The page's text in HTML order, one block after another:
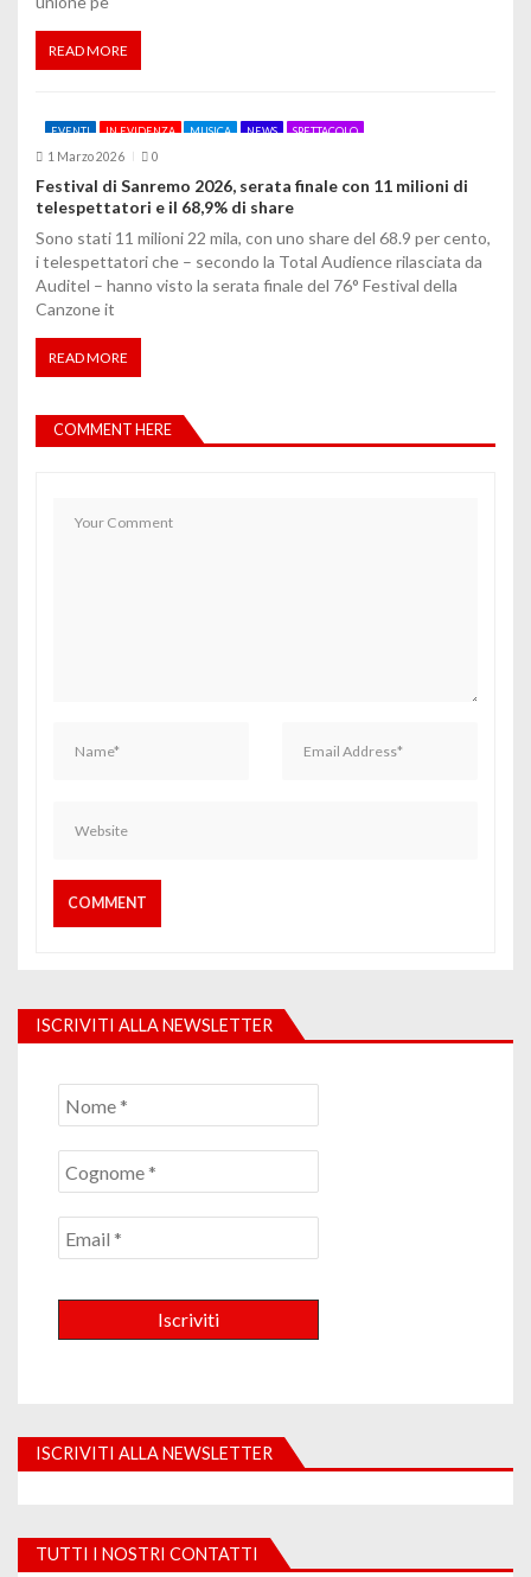
READ MORE
EVENTI IN EVIDENZA MUSICA NEWS SPETTACOLO
1 Marzo 2026 0
Festival di Sanremo 2026, serata finale con 11 milioni di
telespettatori e il 68,9% di share
Sono stati 11 milioni 22 mila, con uno share del 68.9 per cento,
i telespettatori che – secondo la Total Audience rilasciata da
Auditel – hanno visto la serata finale del 76° Festival della
Canzone it
READ MORE
COMMENT HERE
ISCRIVITI ALLA NEWSLETTER
ISCRIVITI ALLA NEWSLETTER
TUTTI I NOSTRI CONTATTI